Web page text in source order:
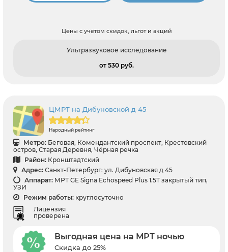
Цены с учетом скидок, льгот и акций
Ультразвуковое исследование
от 530 pуб.
ЦМРТ на Дибуновской д 45
Народный рейтинг
Метро: Беговая, Комендантский проспект, Крестовский
остров, Старая Деревня, Чёрная речка
Район: Кронштадтский
Адрес: Санкт-Петербург: ул. Дибуновская д 45
Аппарат: МРТ GE Signa Echospeed Plus 1.5T закрытый тип,
УЗИ
Режим работы: круглосуточно
Лицензия
проверена
Выгодная цена на МРТ ночью
Скидка до 25%